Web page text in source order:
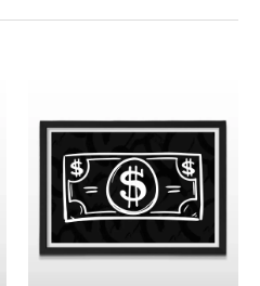
precios:
desde
$ 64.960
hasta
$ 68.960